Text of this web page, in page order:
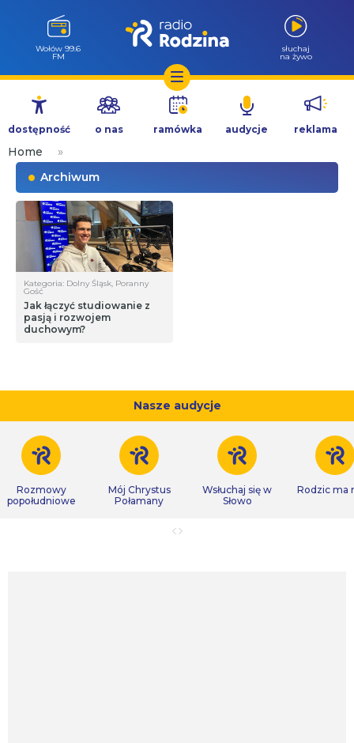
Przejdź
treści
Wołów 99.6
FM
słuchaj
na żywo
dostępność o nas ramówka audycje reklama
Home
»
Archiwum
Kategoria: Dolny Śląsk, Poranny
Gość
Jak łączyć studiowanie z
pasją i rozwojem
duchowym?
Nasze audycje
Rozmowy
popołudniowe
Mój Chrystus
Połamany
Wsłuchaj się w
Słowo
Rodzic ma